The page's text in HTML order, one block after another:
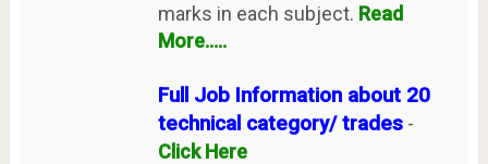
marks in each subject. Read
More.....
Full Job Information about 20
technical category/ trades-
Click Here